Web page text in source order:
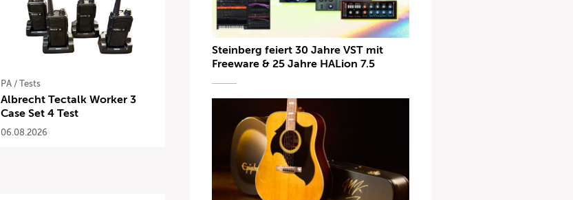
PA /Tests
Albrecht Tectalk Worker 3
Case Set 4 Test
06.08.2026
Steinberg feiert 30 Jahre VST mit
Freeware & 25 Jahre HALion 7.5